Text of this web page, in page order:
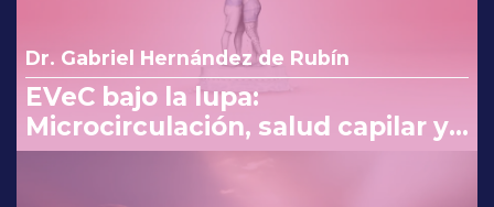
Dr. Gabriel Hernández de Rubín
EVeC bajo la lupa:
Microcirculación, salud capilar y
costo beneficio en la consulta